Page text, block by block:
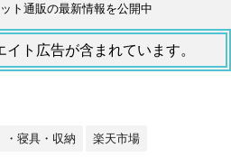
ト通販の最新情報を公開中
ト広告が含まれています。
・寝具・収納 楽天市場